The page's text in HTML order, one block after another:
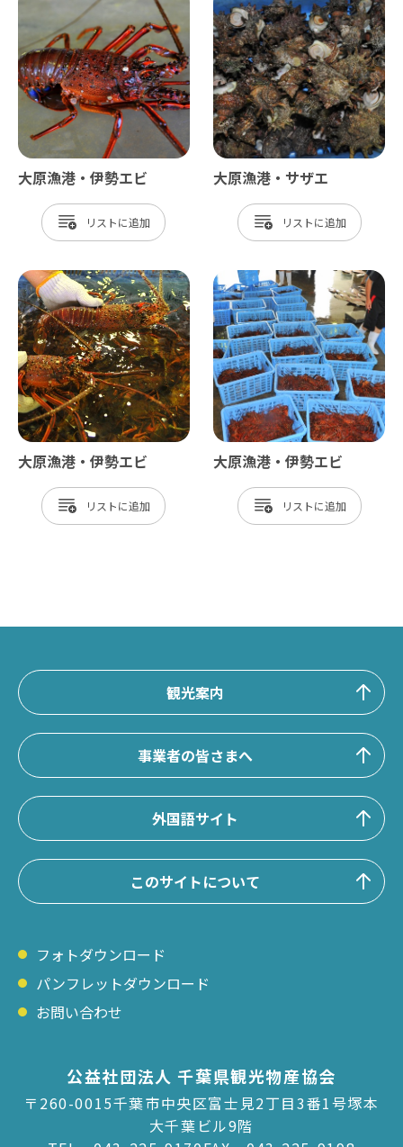
大原漁港・伊勢エビ
リスト
大原漁港・サザエ
リスト
大原漁港・伊勢エビ
リスト
大原漁港・伊勢エビ
リスト
観光案内
事業者の皆さまへ
外国語サイト
このサイトについて
フォトダウンロード
パンフレットダウンロード
お問い合わせ
公益社団法人 千葉県観光物産協会
〒260-0015千葉市中央区富士見2丁目3番1号塚本
大千葉ビル9階